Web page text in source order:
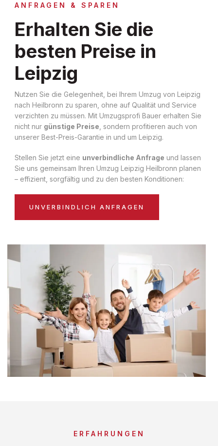
ANFRAGEN & SPAREN
Erhalten Sie die
besten Preise in
Leipzig
Nutzen Sie die Gelegenheit, bei Ihrem Umzug von Leipzig
nach Heilbronn zu sparen, ohne auf Qualität und Service
verzichten zu müssen. Mit Umzugsprofi Bauer erhalten Sie
nicht nur günstige Preise , sondern profitieren auch von
unserer Best-Preis-Garantie in und um Leipzig.
Stellen Sie jetzt eine unverbindliche Anfrage und lassen
Sie uns gemeinsam Ihren Umzug Leipzig Heilbronn planen
– effizient, sorgfältig und zu den besten Konditionen:
UNVERBINDLICH ANFRAGEN
ERFAHRUNGEN